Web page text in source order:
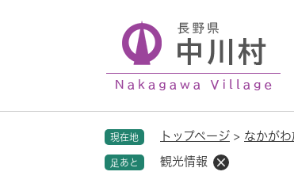
現在地 トップページ > なかがわ
足あと 観光情報